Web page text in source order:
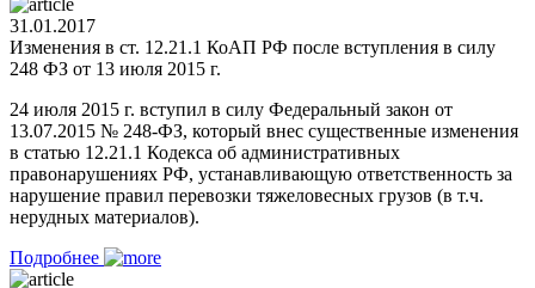
31.01.2017
Изменения в ст. 12.21.1 КоАП РФ после вступления в силу
248 ФЗ от 13 июля 2015 г.
24 июля 2015 г. вступил в силу Федеральный закон от
13.07.2015 № 248-ФЗ, который внес существенные изменения
в статью 12.21.1 Кодекса об административных
правонарушениях РФ, устанавливающую ответственность за
нарушение правил перевозки тяжеловесных грузов (в т.ч.
нерудных материалов).
Подробнее